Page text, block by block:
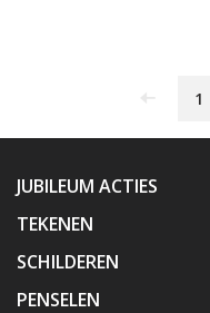
1
JUBILEUM ACTIES
TEKENEN
SCHILDEREN
PENSELEN